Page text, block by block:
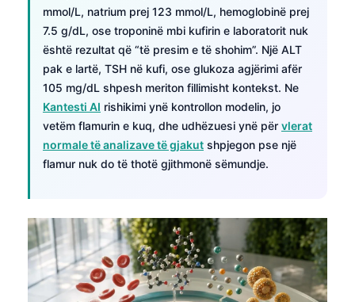
mmol/L, natrium prej 123 mmol/L, hemoglobinë prej
7.5 g/dL, ose troponinë mbi kufirin e laboratorit nuk
është rezultat që “të presim e të shohim”. Një ALT
pak e lartë, TSH në kufi, ose glukoza agjërimi afër
105 mg/dL shpesh meriton fillimisht kontekst. Ne
Kantesti AI rishikimi ynë kontrollon modelin, jo
vetëm flamurin e kuq, dhe udhëzuesi ynë për vlerat
normale të analizave të gjakut shpjegon pse një
flamur nuk do të thotë gjithmonë sëmundje.